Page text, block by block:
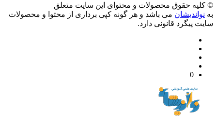
حقوق محصولات و محتوای اين سایت متعلق
می باشد و هر گونه کپی برداری از محتوا و محصولات
پیگرد قانونی دارد.